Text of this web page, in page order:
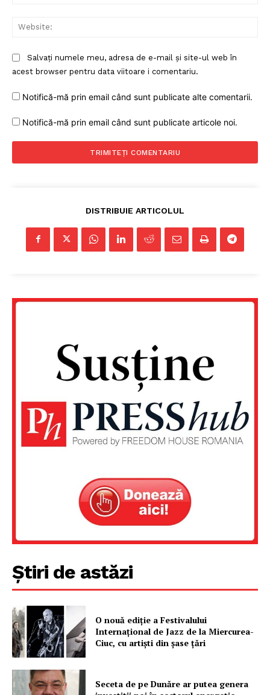
Salvați numele meu, adresa de e-mail și site-ul web în
acest browser pentru data viitoare i comentariu.
Notifică-mă prin email când sunt publicate alte comentarii.
Notifică-mă prin email când sunt publicate articole noi.
DISTRIBUIE ARTICOLUL
Știri de astăzi
O nouă ediţie a Festivalului
Internaţional de Jazz de la Miercurea-
Ciuc, cu artişti din şase ţări
Seceta de pe Dunăre ar putea genera